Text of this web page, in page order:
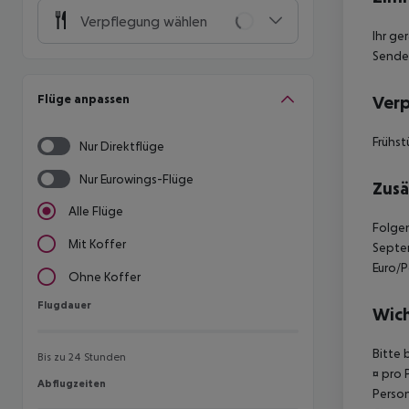
Verpflegung wählen
Flüge anpassen
Nur Direktflüge
Nur Eurowings-Flüge
Alle Flüge
Mit Koffer
Ohne Koffer
Flugdauer
Flugdauer
Bis zu 24 Stunden
Abflugzeiten
Abflugzeiten
Ihr
Euro/
Bitte
¤ pro